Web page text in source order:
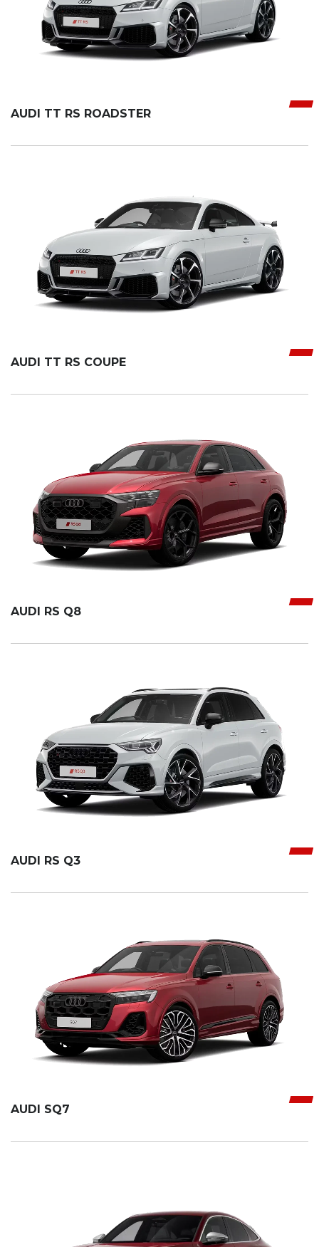
AUDI TT RS ROADSTER
AUDI TT RS COUPE
AUDI RS Q8
AUDI RS Q3
AUDI SQ7